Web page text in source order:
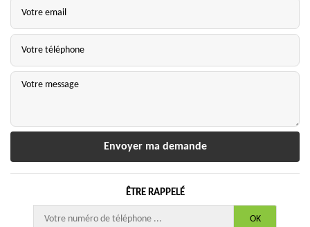
ÊTRE RAPPELÉ